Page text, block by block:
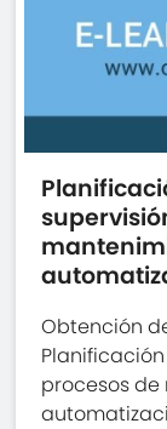
Obtención
procesos